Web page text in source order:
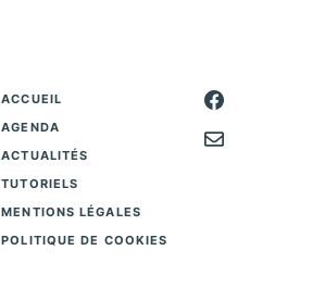
ACCUEIL
AGENDA
ACTUALITÉS
TUTORIELS
MENTIONS LÉGALES
POLITIQUE DE COOKIES